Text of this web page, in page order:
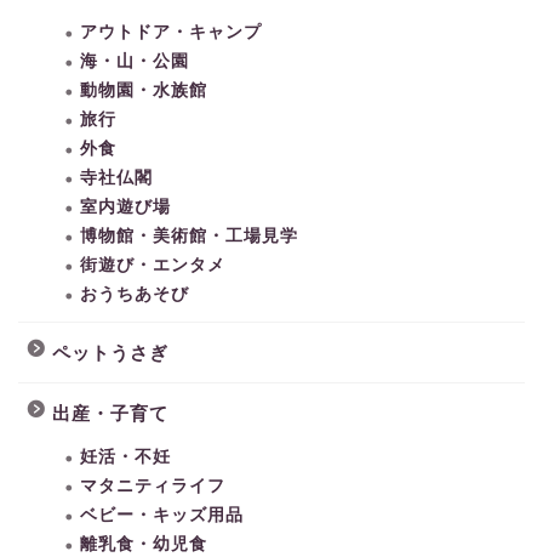
アウトドア・キャンプ
海・山・公園
動物園・水族館
旅行
外食
寺社仏閣
室内遊び場
博物館・美術館・工場見学
街遊び・エンタメ
おうちあそび
ペットうさぎ
出産・子育て
妊活・不妊
マタニティライフ
ベビー・キッズ用品
離乳食・幼児食